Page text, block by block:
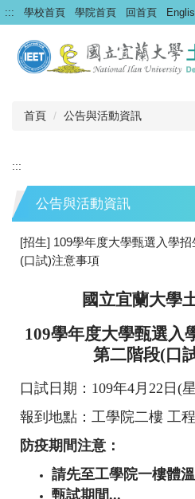
跳
到
要
::: 學校首頁 學院首頁 回首頁
首頁 公告與活動資訊
:::
公告與活動資訊
[招生] 109學年度大學甄選入學
(口試)注意事項
國立宜蘭大學
109學年度大學甄選入
第二階段(口
口試日期：109年4月22日(
報到地點：工學院二樓 工
防疫期間注意：
請先至工學院一樓體
甄試期間...